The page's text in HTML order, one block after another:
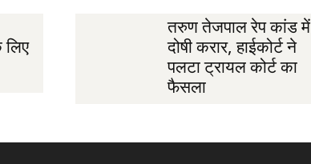
तरुण तेजपाल रेप कांड में
दोषी करार, हाईकोर्ट ने
पलटा ट्रायल कोर्ट का
फैसला